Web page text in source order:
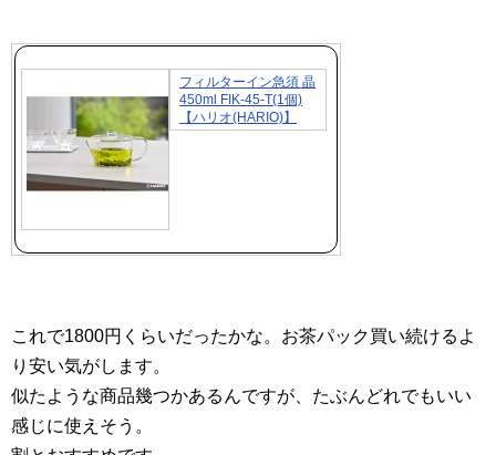
フィルターイン急須 晶
450ml FIK-45-T(1個)
【ハリオ(HARIO)】
これで1800円くらいだったかな。お茶パック買い続けるよ
り安い気がします。
似たような商品幾つかあるんですが、たぶんどれでもいい
感じに使えそう。